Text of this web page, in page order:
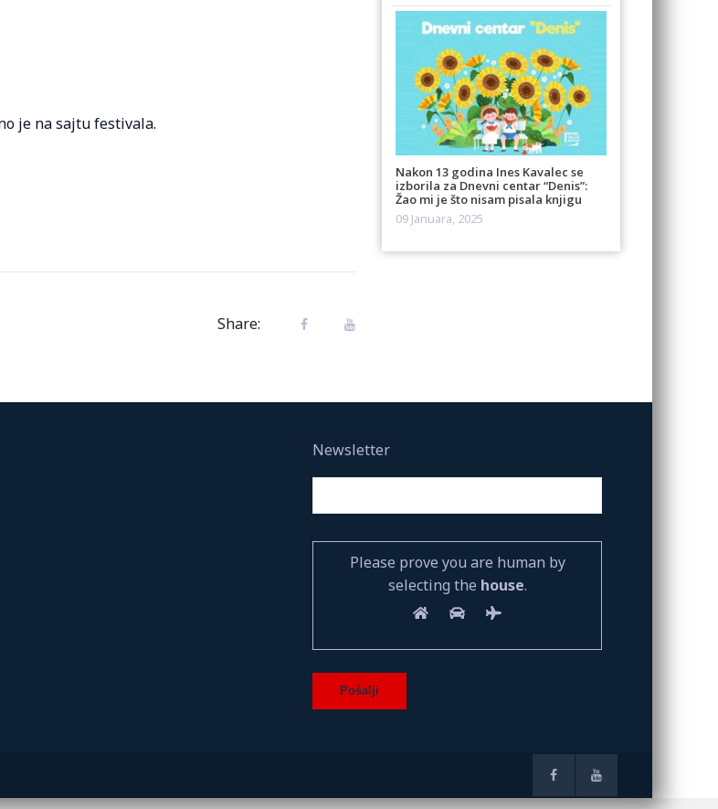
je na sajtu festivala.
Share:
Nakon 13 godina Ines Kavalec se
izborila za Dnevni centar “Denis”:
Žao mi je što nisam pisala knjigu
09 Januara, 2025
Newsletter
Please prove you are human by
selecting the house.